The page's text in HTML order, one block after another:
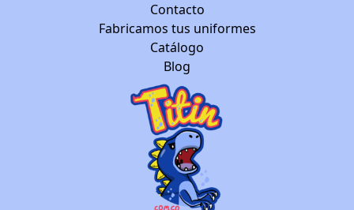
Contacto
Fabricamos tus uniformes
Catálogo
Blog